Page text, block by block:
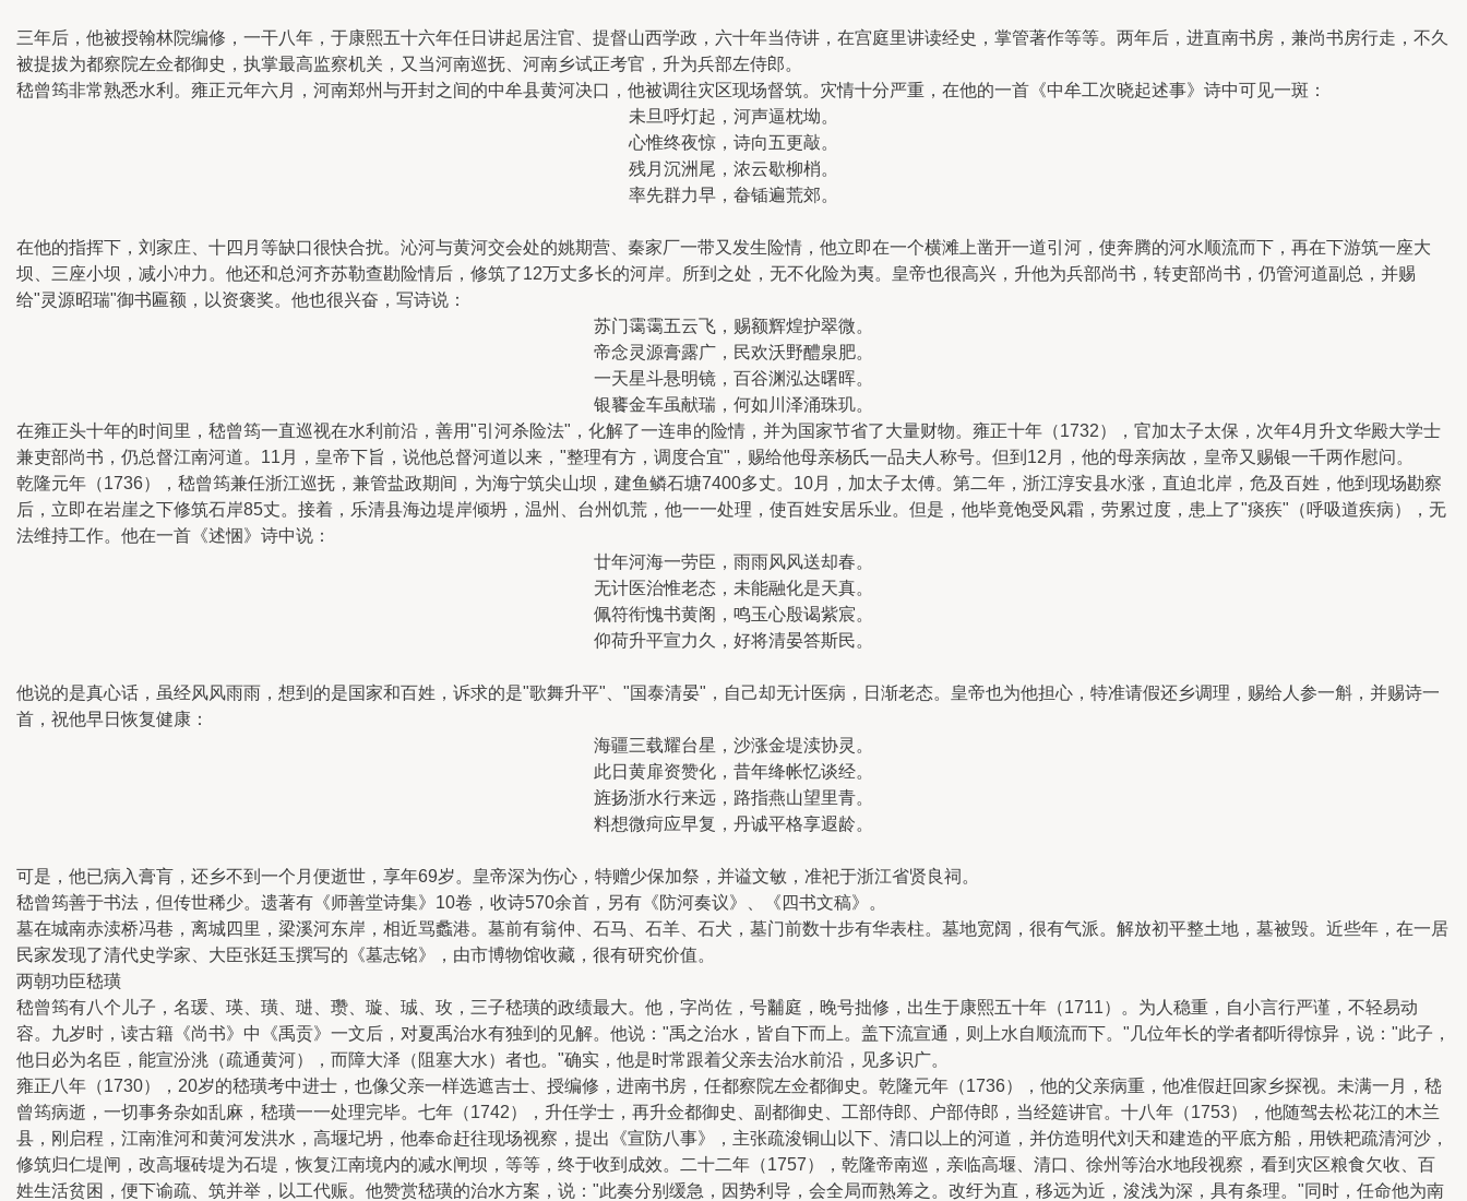
三年后，他被授翰林院编修，一干八年，于康熙五十六年任日讲起居注官、提督山西学政，六十年当侍讲，在宫庭里讲读经史，掌管著作等等。两年后，进直南书房，兼尚书房行走，不久
被提拔为都察院左佥都御史，执掌最高监察机关，又当河南巡抚、河南乡试正考官，升为兵部左侍郎。
嵇曾筠非常熟悉水利。雍正元年六月，河南郑州与开封之间的中牟县黄河决口，他被调往灾区现场督筑。灾情十分严重，在他的一首《中牟工次晓起述事》诗中可见一斑：
未旦呼灯起，河声逼枕坳。
心惟终夜惊，诗向五更敲。
残月沉洲尾，浓云歇柳梢。
率先群力早，畚锸遍荒郊。
在他的指挥下，刘家庄、十四月等缺口很快合扰。沁河与黄河交会处的姚期营、秦家厂一带又发生险情，他立即在一个横滩上凿开一道引河，使奔腾的河水顺流而下，再在下游筑一座大
坝、三座小坝，减小冲力。他还和总河齐苏勒查勘险情后，修筑了12万丈多长的河岸。所到之处，无不化险为夷。皇帝也很高兴，升他为兵部尚书，转吏部尚书，仍管河道副总，并赐
给"灵源昭瑞"御书匾额，以资褒奖。他也很兴奋，写诗说：
苏门霭霭五云飞，赐额辉煌护翠微。
帝念灵源膏露广，民欢沃野醴泉肥。
一天星斗悬明镜，百谷渊泓达曙晖。
银饔金车虽献瑞，何如川泽涌珠玑。
在雍正头十年的时间里，嵇曾筠一直巡视在水利前沿，善用"引河杀险法"，化解了一连串的险情，并为国家节省了大量财物。雍正十年（1732），官加太子太保，次年4月升文华殿大学士
兼吏部尚书，仍总督江南河道。11月，皇帝下旨，说他总督河道以来，"整理有方，调度合宜"，赐给他母亲杨氏一品夫人称号。但到12月，他的母亲病故，皇帝又赐银一千两作慰问。
乾隆元年（1736），嵇曾筠兼任浙江巡抚，兼管盐政期间，为海宁筑尖山坝，建鱼鳞石塘7400多丈。10月，加太子太傅。第二年，浙江淳安县水涨，直迫北岸，危及百姓，他到现场勘察
后，立即在岩崖之下修筑石岸85丈。接着，乐清县海边堤岸倾坍，温州、台州饥荒，他一一处理，使百姓安居乐业。但是，他毕竟饱受风霜，劳累过度，患上了"痰疾"（呼吸道疾病），无
法维持工作。他在一首《述悃》诗中说：
廿年河海一劳臣，雨雨风风送却春。
无计医治惟老态，未能融化是天真。
佩符衔愧书黄阁，鸣玉心殷谒紫宸。
仰荷升平宣力久，好将清晏答斯民。
他说的是真心话，虽经风风雨雨，想到的是国家和百姓，诉求的是"歌舞升平"、"国泰清晏"，自己却无计医病，日渐老态。皇帝也为他担心，特准请假还乡调理，赐给人参一斛，并赐诗一
首，祝他早日恢复健康：
海疆三载耀台星，沙涨金堤渎协灵。
此日黄扉资赞化，昔年绛帐忆谈经。
旌扬浙水行来远，路指燕山望里青。
料想微疴应早复，丹诚平格享遐龄。
可是，他已病入膏肓，还乡不到一个月便逝世，享年69岁。皇帝深为伤心，特赠少保加祭，并谥文敏，准祀于浙江省贤良祠。
嵇曾筠善于书法，但传世稀少。遗著有《师善堂诗集》10卷，收诗570余首，另有《防河奏议》、《四书文稿》。
墓在城南赤渎桥冯巷，离城四里，梁溪河东岸，相近骂蠡港。墓前有翁仲、石马、石羊、石犬，墓门前数十步有华表柱。墓地宽阔，很有气派。解放初平整土地，墓被毁。近些年，在一居
民家发现了清代史学家、大臣张廷玉撰写的《墓志铭》，由市博物馆收藏，很有研究价值。
两朝功臣嵇璜
嵇曾筠有八个儿子，名瑗、瑛、璜、琎、瓒、璇、珹、玫，三子嵇璜的政绩最大。他，字尚佐，号黼庭，晚号拙修，出生于康熙五十年（1711）。为人稳重，自小言行严谨，不轻易动
容。九岁时，读古籍《尚书》中《禹贡》一文后，对夏禹治水有独到的见解。他说："禹之治水，皆自下而上。盖下流宣通，则上水自顺流而下。"几位年长的学者都听得惊异，说："此子，
他日必为名臣，能宣汾洮（疏通黄河），而障大泽（阻塞大水）者也。"确实，他是时常跟着父亲去治水前沿，见多识广。
雍正八年（1730），20岁的嵇璜考中进士，也像父亲一样选遮吉士、授编修，进南书房，任都察院左佥都御史。乾隆元年（1736），他的父亲病重，他准假赶回家乡探视。未满一月，嵇
曾筠病逝，一切事务杂如乱麻，嵇璜一一处理完毕。七年（1742），升任学士，再升佥都御史、副都御史、工部侍郎、户部侍郎，当经筵讲官。十八年（1753），他随驾去松花江的木兰
县，刚启程，江南淮河和黄河发洪水，高堰圮坍，他奉命赶往现场视察，提出《宣防八事》，主张疏浚铜山以下、清口以上的河道，并仿造明代刘天和建造的平底方船，用铁耙疏清河沙，
修筑归仁堤闸，改高堰砖堤为石堤，恢复江南境内的减水闸坝，等等，终于收到成效。二十二年（1757），乾隆帝南巡，亲临高堰、清口、徐州等治水地段视察，看到灾区粮食欠收、百
姓生活贫困，便下谕疏、筑并举，以工代赈。他赞赏嵇璜的治水方案，说："此奏分别缓急，因势利导，会全局而熟筹之。改纡为直，移远为近，浚浅为深，具有条理。"同时，任命他为南